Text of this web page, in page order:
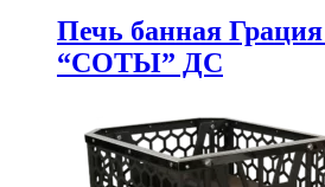
Печь банная Грация
“СОТЫ” ДС